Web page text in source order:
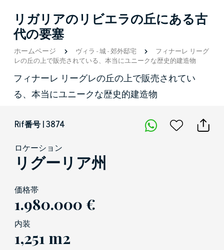
リガリアのリビエラの丘にある古
代の要塞
ホームページ ヴィラ -城-郊外邸宅
フィナーレ リーグ
レの丘の上で販売されている、本当にユニークな歴史的建造物
フィナーレ リーグレの丘の上で販売されてい
る、本当にユニークな歴史的建造物
Rif番号 | 3874
ロケーション
リグーリア州
価格帯
1.980.000 €
内装
1,251 m2